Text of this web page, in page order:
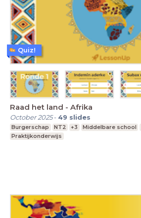
Raad het land - Afrika
October 2025- 49 slides
Burgerschap NT2 +3 Middelbare school
Praktijkonderwijs
Quiz!